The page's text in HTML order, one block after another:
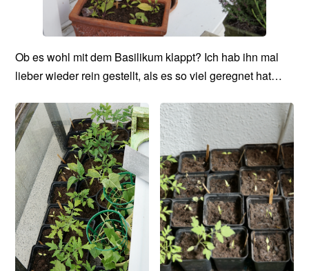
Ob es wohl mit dem Basilikum klappt? Ich hab ihn mal
lieber wieder rein gestellt, als es so viel geregnet hat…